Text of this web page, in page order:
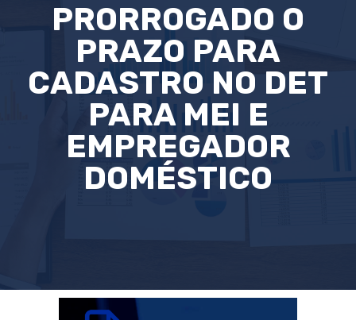
PRORROGADO O
PRAZO PARA
CADASTRO NO DET
PARA MEI E
EMPREGADOR
DOMÉSTICO